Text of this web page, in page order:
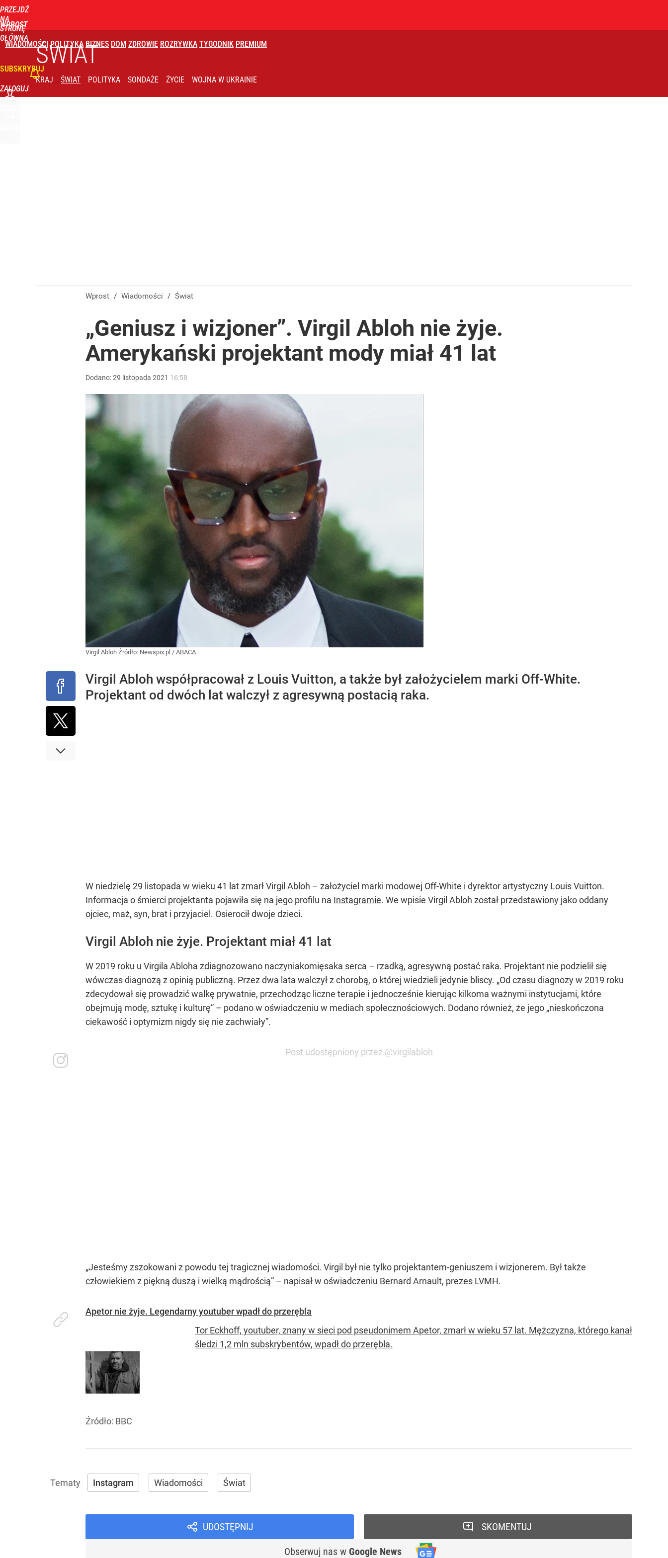
PRZEJDŹ
NA
STRONĘ
GŁÓWNĄ
WPROST
WIADOMOŚCI POLITYKA BIZNES DOM ZDROWIE ROZRYWKA TYGODNIK PREMIUM
SUBSKRYBUJ
ZALOGUJ
ŚWIAT
KRAJ ŚWIAT POLITYKA SONDAŻE ŻYCIE WOJNA W UKRAINIE
Wprost / Wiadomości / Świat
„Geniusz i wizjoner”. Virgil Abloh nie żyje.
Amerykański projektant mody miał 41 lat
Dodano:29 listopada 2021 16:58
Virgil Abloh Źródło: Newspix.pl / ABACA
Virgil Abloh współpracował z Louis Vuitton, a także był założycielem marki Off-White.
Projektant od dwóch lat walczył z agresywną postacią raka.
W niedzielę 29 listopada w wieku 41 lat zmarł Virgil Abloh – założyciel marki modowej Off-White i dyrektor artystyczny Louis Vuitton.
Informacja o śmierci projektanta pojawiła się na jego profilu na Instagramie. We wpisie Virgil Abloh został przedstawiony jako oddany
ojciec, maż, syn, brat i przyjaciel. Osierocił dwoje dzieci.
Virgil Abloh nie żyje. Projektant miał 41 lat
W 2019 roku u Virgila Abloha zdiagnozowano naczyniakomięsaka serca – rzadką, agresywną postać raka. Projektant nie podzielił się
wówczas diagnozą z opinią publiczną. Przez dwa lata walczył z chorobą, o której wiedzieli jedynie bliscy. „Od czasu diagnozy w 2019 roku
zdecydował się prowadzić walkę prywatnie, przechodząc liczne terapie i jednocześnie kierując kilkoma ważnymi instytucjami, które
obejmują modę, sztukę i kulturę” – podano w oświadczeniu w mediach społecznościowych. Dodano również, że jego „nieskończona
ciekawość i optymizm nigdy się nie zachwiały”.
Post udostępniony przez @virgilabloh
„Jesteśmy zszokowani z powodu tej tragicznej wiadomości. Virgil był nie tylko projektantem-geniuszem i wizjonerem. Był także
człowiekiem z piękną duszą i wielką mądrością” – napisał w oświadczeniu Bernard Arnault, prezes LVMH.
Apetor nie żyje. Legendarny youtuber wpadł do przerębla
Tor Eckhoff, youtuber, znany w sieci pod pseudonimem Apetor, zmarł w wieku 57 lat. Mężczyzna, którego kanał
śledzi 1,2 mln subskrybentów, wpadł do przerębla.
Źródło: BBC
Instagram Wiadomości Świat
UDOSTĘPNIJ
Obserwuj nas w Google News
SKOMENTUJ